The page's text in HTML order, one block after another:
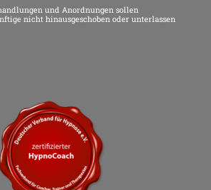
und Anordnungen sollen
nicht hinausgeschoben oder unterlassen